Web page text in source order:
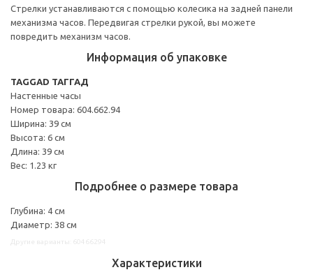
Стрелки устанавливаются с помощью колесика на задней панели
механизма часов. Передвигая стрелки рукой, вы можете
повредить механизм часов.
Информация об упаковке
TAGGAD ТАГГАД
Настенные часы
Номер товара: 604.662.94
Ширина: 39 см
Высота: 6 см
Длина: 39 см
Вес: 1.23 кг
Подробнее о размере товара
Глубина: 4 см
Диаметр: 38 см
Характеристики